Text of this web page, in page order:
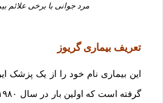
مرد جوانی با برخی علائم
تعریف بیماری گریوز
این بیماری نام خود را از یک پزشک